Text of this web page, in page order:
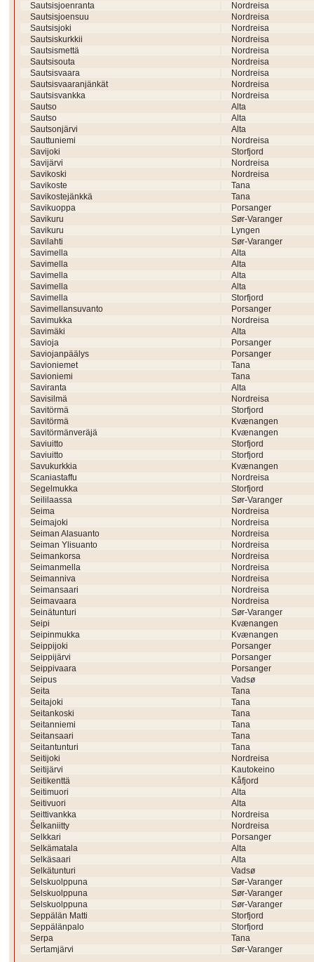
Sautsisjoenranta
Nordreisa
Sautsisjoensuu
Nordreisa
Sautsisjoki
Nordreisa
Sautsiskurkkii
Nordreisa
Sautsismettä
Nordreisa
Sautsisouta
Nordreisa
Sautsisvaara
Nordreisa
Sautsisvaaranjänkät
Nordreisa
Sautsisvankka
Nordreisa
Sautso
Alta
Sautso
Alta
Sautsonjärvi
Alta
Sauttuniemi
Nordreisa
Savijoki
Storfjord
Savijärvi
Nordreisa
Savikoski
Nordreisa
Savikoste
Tana
Savikostejänkkä
Tana
Savikuoppa
Porsanger
Savikuru
Sør-Varanger
Savikuru
Lyngen
Savilahti
Sør-Varanger
Savimella
Alta
Savimella
Alta
Savimella
Alta
Savimella
Alta
Savimella
Storfjord
Savimellansuvanto
Porsanger
Savimukka
Nordreisa
Savimäki
Alta
Savioja
Porsanger
Saviojanpäälys
Porsanger
Savioniemet
Tana
Savioniemi
Tana
Saviranta
Alta
Savisilmä
Nordreisa
Savitörmä
Storfjord
Savitörmä
Kvænangen
Savitörmänveräjä
Kvænangen
Saviuitto
Storfjord
Saviuitto
Storfjord
Savukurkkia
Kvænangen
Scaniastaffu
Nordreisa
Segelmukka
Storfjord
Seililaassa
Sør-Varanger
Seima
Nordreisa
Seimajoki
Nordreisa
Seiman Alasuanto
Nordreisa
Seiman Ylisuanto
Nordreisa
Seimankorsa
Nordreisa
Seimanmella
Nordreisa
Seimanniva
Nordreisa
Seimansaari
Nordreisa
Seimavaara
Nordreisa
Seinätunturi
Sør-Varanger
Seipi
Kvænangen
Seipinmukka
Kvænangen
Seippijoki
Porsanger
Seippijärvi
Porsanger
Seippivaara
Porsanger
Seipus
Vadsø
Seita
Tana
Seitajoki
Tana
Seitankoski
Tana
Seitanniemi
Tana
Seitansaari
Tana
Seitantunturi
Tana
Seitijoki
Nordreisa
Seitijärvi
Kautokeino
Seitikenttä
Kåfjord
Seitimuori
Alta
Seitivuori
Alta
Seittivankka
Nordreisa
Šelkaniitty
Nordreisa
Selkkari
Porsanger
Selkämatala
Alta
Selkäsaari
Alta
Selkätunturi
Vadsø
Selskuolppuna
Sør-Varanger
Selskuolppuna
Sør-Varanger
Selskuolppuna
Sør-Varanger
Seppälän Matti
Storfjord
Seppälänpalo
Storfjord
Serpa
Tana
Sertamjärvi
Sør-Varanger